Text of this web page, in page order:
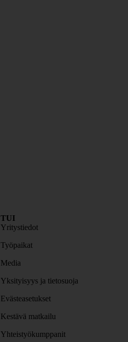
TUI
Yritystiedot
Työpaikat
Media
Yksityisyys ja tietosuoja
Evästeasetukset
Kestävä matkailu
Yhteistyökumppanit